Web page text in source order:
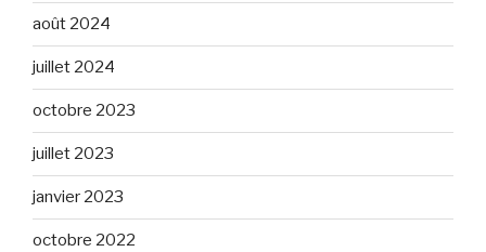
août 2024
juillet 2024
octobre 2023
juillet 2023
janvier 2023
octobre 2022